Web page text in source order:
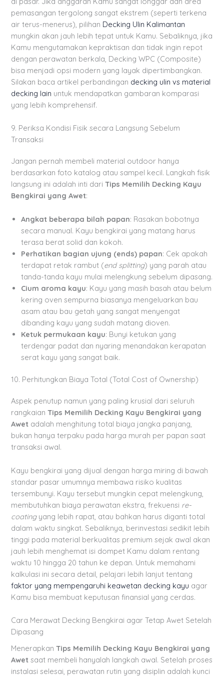
pemasangan tergolong sangat ekstrem (seperti terkena
air terus-menerus), pilihan Decking Ulin Kalimantan
mungkin akan jauh lebih tepat untuk Kamu. Sebaliknya, jika
Kamu mengutamakan kepraktisan dan tidak ingin repot
dengan perawatan berkala, Decking WPC (Composite)
bisa menjadi opsi modern yang layak dipertimbangkan.
Silakan baca artikel perbandingan decking ulin vs material
decking lain untuk mendapatkan gambaran komparasi
yang lebih komprehensif.
9. Periksa Kondisi Fisik secara Langsung Sebelum
Transaksi
Jangan pernah membeli material outdoor hanya
berdasarkan foto katalog atau sampel kecil. Langkah fisik
langsung ini adalah inti dariTips Memilih Decking Kayu
Bengkirai yang Awet:
Angkat beberapa bilah papan: Rasakan bobotnya
secara manual. Kayu bengkirai yang matang harus
terasa berat solid dan kokoh.
Perhatikan bagian ujung (ends) papan: Cek apakah
terdapat retak rambut (end splitting) yang parah atau
tanda-tanda kayu mulai melengkung sebelum dipasang.
Cium aroma kayu: Kayu yang masih basah atau belum
kering oven sempurna biasanya mengeluarkan bau
asam atau bau getah yang sangat menyengat
dibanding kayu yang sudah matang dioven.
Ketuk permukaan kayu: Bunyi ketukan yang
terdengar padat dan nyaring menandakan kerapatan
serat kayu yang sangat baik.
10. Perhitungkan Biaya Total (Total Cost of Ownership)
Aspek penutup namun yang paling krusial dari seluruh
rangkaianTips Memilih Decking Kayu Bengkirai yang
Awet adalah menghitung total biaya jangka panjang,
bukan hanya terpaku pada harga murah per papan saat
transaksi awal.
Kayu bengkirai yang dijual dengan harga miring di bawah
standar pasar umumnya membawa risiko kualitas
tersembunyi. Kayu tersebut mungkin cepat melengkung,
membutuhkan biaya perawatan ekstra, frekuensi re-
coatingyang lebih rapat, atau bahkan harus diganti total
dalam waktu singkat. Sebaliknya, berinvestasi sedikit lebih
tinggi pada material berkualitas premium sejak awal akan
jauh lebih menghemat isi dompet Kamu dalam rentang
waktu 10 hingga 20 tahun ke depan. Untuk memahami
kalkulasi ini secara detail, pelajari lebih lanjut tentang
faktor yang mempengaruhi keawetan decking kayu agar
Kamu bisa membuat keputusan finansial yang cerdas.
Cara Merawat Decking Bengkirai agar Tetap Awet Setelah
Dipasang
MenerapkanTips Memilih Decking Kayu Bengkirai yang
Awet saat membeli hanyalah langkah awal. Setelah proses
instalasi selesai, perawatan rutin yang disiplin adalah kunci